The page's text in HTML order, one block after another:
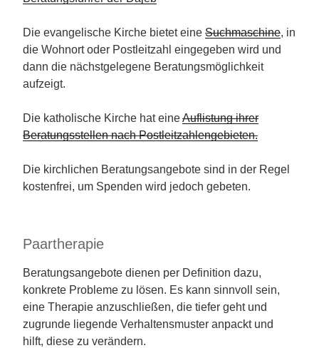
Die evangelische Kirche bietet eine Suchmaschine, in
die Wohnort oder Postleitzahl eingegeben wird und
dann die nächstgelegene Beratungsmöglichkeit
aufzeigt.
Die katholische Kirche hat eineAuflistung ihrer
Beratungsstellen nach Postleitzahlengebieten.
Die kirchlichen Beratungsangebote sind in der Regel
kostenfrei, um Spenden wird jedoch gebeten.
Paartherapie
Beratungsangebote dienen per Definition dazu,
konkrete Probleme zu lösen. Es kann sinnvoll sein,
eine Therapie anzuschließen, die tiefer geht und
zugrunde liegende Verhaltensmuster anpackt und
hilft, diese zu verändern.